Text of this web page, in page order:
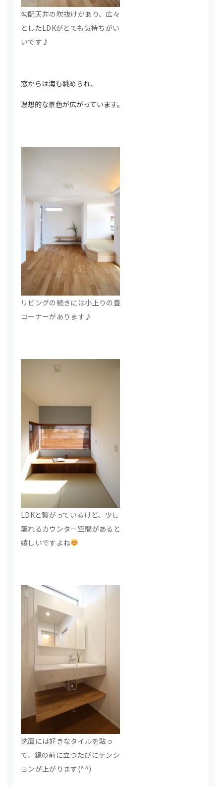
勾配天井の吹抜けがあり、広々
としたLDKがとても気持ちがい
いです♪
窓からは海も眺められ、
理想的な景色が広がっています。
リビングの続きには小上りの畳
コーナーがあります♪
LDKと繋がっているけど、少し
籠れるカウンター空間があると
嬉しいですよね
洗面には好きなタイルを貼っ
て、鏡の前に立つたびにテンシ
ョンが上がります(^^)